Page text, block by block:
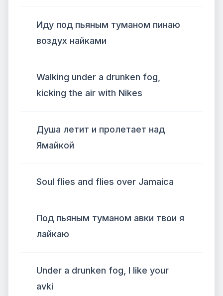
Иду под пьяным туманом пинаю
воздух найками
Walking under a drunken fog,
kicking the air with Nikes
Душа летит и пролетает над
Ямайкой
Soul flies and flies over Jamaica
Под пьяным туманом авки твои я
лайкаю
Under a drunken fog, I like your
avki